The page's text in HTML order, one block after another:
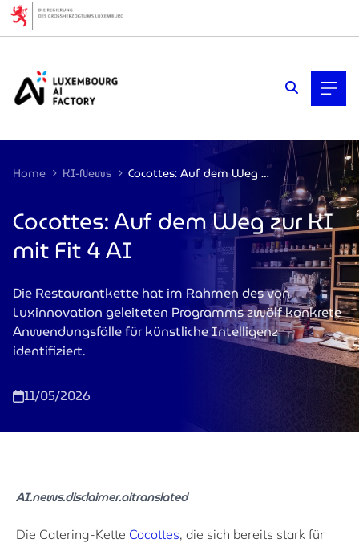
Home KI-News Cocottes: Auf dem Weg zur KI mit Fit 4 AI
Cocottes: Auf dem Weg zur KI
mit Fit 4 AI
Die Restaurantkette hat im Rahmen des von
Luxinnovation geleiteten Programms zwölf konkrete
Anwendungsfälle für künstliche Intelligenz
identifiziert.
11/05/2026
AI.news.disclaimer.aitranslated
Die Catering-Kette Cocottes, die sich bereits stark für
Cookies management panel